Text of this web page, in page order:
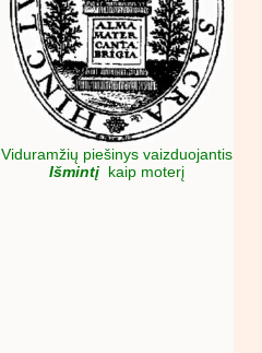
Viduramžių piešinys vaizduojantis
Išmintį kaip moterį